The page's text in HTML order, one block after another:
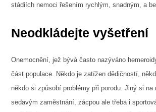
stádiích nemoci řešením rychlým, snadným, a
Neodkládejte vyšetření
Onemocnění, jež bývá často nazýváno
část populace. Někdo je zatížen dědičností,
někdo si způsobí problémy při porodu. Jiný si na
sedavým zaměstnání, zácpou ale třeba i